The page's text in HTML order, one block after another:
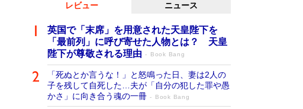
レビュー ニュース
英国で「末席」を用意された天皇陛下を
「最前列」に呼び寄せた人物とは？ 天皇
陛下が尊敬される理由
Book Bang
「死ぬとか言うな！」と怒鳴った日、妻は2人の
子を残して自死した…夫が「自分の犯した罪や愚
かさ」に向き合う魂の一冊
Book Bang